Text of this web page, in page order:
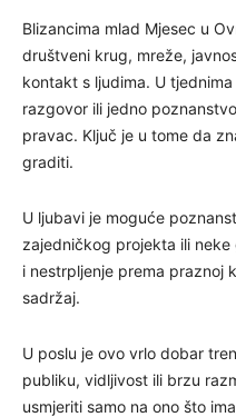
Blizancima mlad Mjesec u
društveni krug, mreže,
kontakt s ljudima. U
razgovor ili jedno
pravac. Ključ je u tome da
graditi.
U ljubavi je moguće
zajedničkog projekta ili
i nestrpljenje prema praznoj
sadržaj.
U poslu je ovo vrlo dobar
publiku, vidljivost ili brzu
usmjeriti samo na ono što